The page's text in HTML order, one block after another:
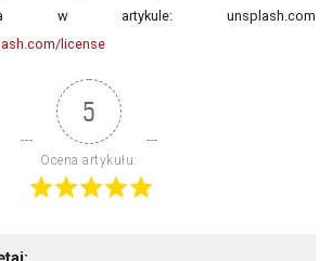
w artykule:
unsplash.com
license
5
Ocena artykułu: